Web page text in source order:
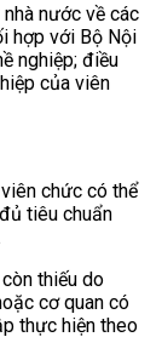
nước về các
hợp với Bộ Nội
nghiệp; điều
của viên
chức có thể
tiêu chuẩn
thiếu do
cơ quan có
thực hiện theo